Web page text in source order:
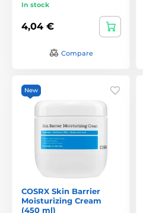
In stock
4,04 €
Compare
New
COSRX Skin Barrier
Moisturizing Cream
(450 ml)